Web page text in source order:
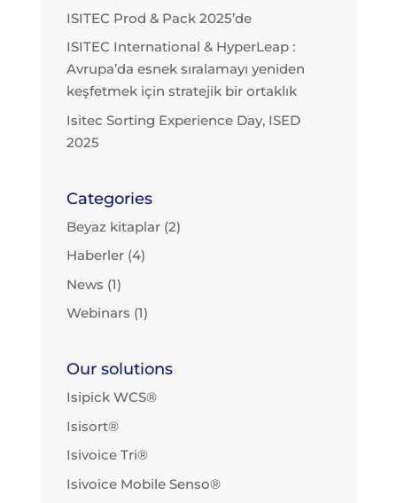
ISITEC Prod & Pack 2025’de
ISITEC International & HyperLeap :
Avrupa’da esnek sıralamayı yeniden
keşfetmek için stratejik bir ortaklık
Isitec Sorting Experience Day, ISED
2025
Categories
Beyaz kitaplar(2)
Haberler(4)
News (1)
Webinars (1)
Our solutions
Isipick WCS®
Isisort®
Isivoice Tri®
Isivoice Mobile Senso®